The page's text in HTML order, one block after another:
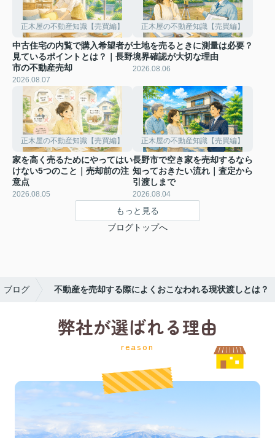
正木屋の不動産知識【売買編】
中古住宅の内覧で購入希望者が
見ているポイントとは？｜長野
市の不動産売却
2026.08.07
正木屋の不動産知識【売買編】
土地を売るときに測量は必要？
境界確認が大切な理由
2026.08.06
正木屋の不動産知識【売買編】
家を高く売るためにやってはい
けない5つのこと｜売却前の注
意点
2026.08.05
正木屋の不動産知識【売買編】
長野市で空き家を売却するなら
知っておきたい流れ｜査定から
引渡しまで
2026.08.04
もっと見る
ブログトップへ
ブログ 不動産を売却する際によくおこなわれる現状渡しとは？
弊社が選ばれる理由
reason